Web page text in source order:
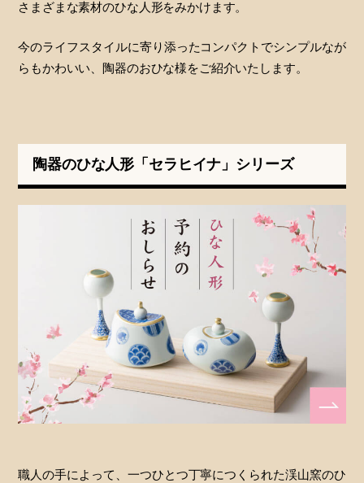
さまざまな素材のひな人形をみかけます。
今のライフスタイルに寄り添ったコンパクトでシンプルなが
らもかわいい、陶器のおひな様をご紹介いたします。
陶器のひな人形「セラヒイナ」シリーズ
職人の手によって、一つひとつ丁寧につくられた渓山窯のひ